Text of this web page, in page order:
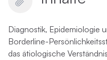
Diagnostik, Epidemiologie
Borderline-
das ätiologische